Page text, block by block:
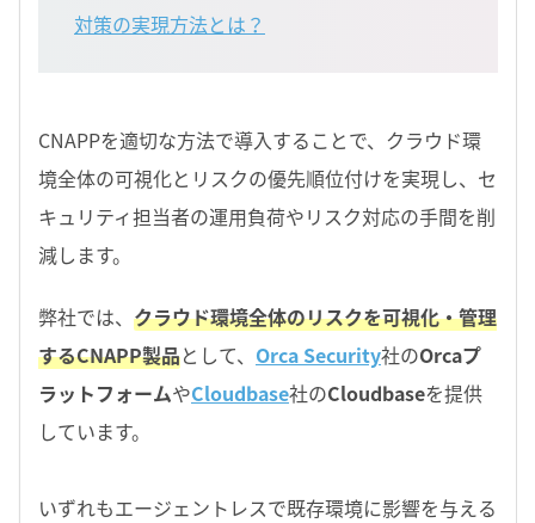
対策の実現方法とは？
CNAPPを適切な方法で導入することで、クラウド環
境全体の可視化とリスクの優先順位付けを実現し、セ
キュリティ担当者の運用負荷やリスク対応の手間を削
減します。
弊社では、 クラウド環境全体のリスクを可視化・管理
するCNAPP製品として、 Orca Security社のOrcaプ
ラットフォームやCloudbase社のCloudbaseを提供
しています。
いずれもエージェントレスで既存環境に影響を与える